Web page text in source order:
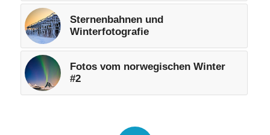
Sternenbahnen und
Winterfotografie
Fotos vom norwegischen Winter
#2